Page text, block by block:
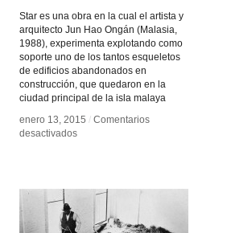
Star es una obra en la cual el artista y
arquitecto Jun Hao Ongán (Malasia,
1988), experimenta explotando como
soporte uno de los tantos esqueletos
de edificios abandonados en
construcción, que quedaron en la
ciudad principal de la isla malaya
enero 13, 2015 / Comentarios
desactivadosen
enero 13, 2015 / Comentarios
desactivadosen